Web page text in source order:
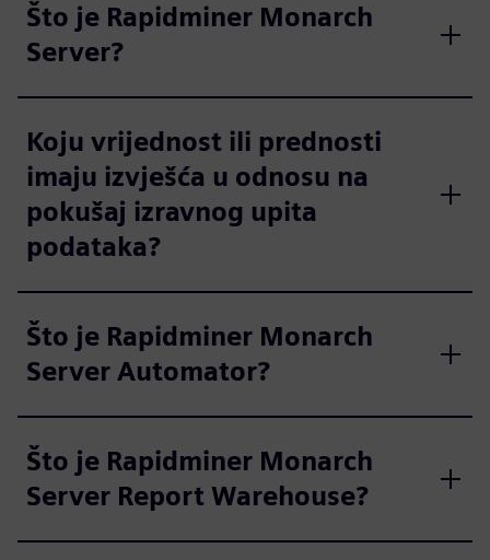
Što je Rapidminer Monarch
Server?
Koju vrijednost ili prednosti
imaju izvješća u odnosu na
pokušaj izravnog upita
podataka?
Što je Rapidminer Monarch
Server Automator?
Što je Rapidminer Monarch
Server Report Warehouse?